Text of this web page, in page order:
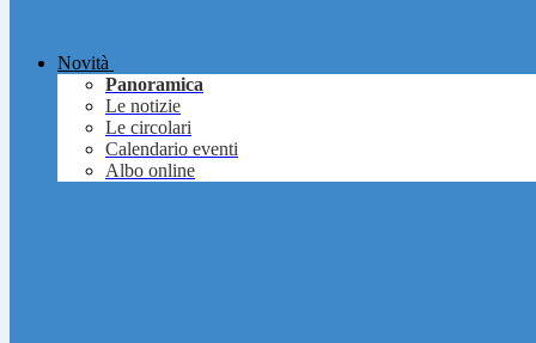
Novità
Panoramica
Le notizie
Le circolari
Calendario eventi
Albo online